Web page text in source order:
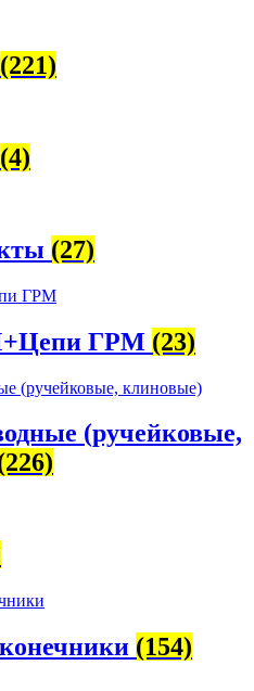
(221)
(4)
(27)
ГРМ (23)
(ручейковые,
(154)